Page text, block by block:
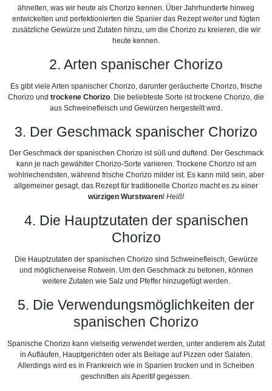
ähnelten, was wir heute als Chorizo ​​kennen. Über Jahrhunderte hinweg
entwickelten und perfektionierten die Spanier das Rezept weiter und fügten
zusätzliche Gewürze und Zutaten hinzu, um die Chorizo ​​zu kreieren, die wir
heute kennen.
2. Arten spanischer Chorizo
Es gibt viele Arten spanischer Chorizo, darunter geräucherte Chorizo, frische
Chorizo ​​und trockene Chorizo . Die beliebteste Sorte ist trockene Chorizo, die
aus Schweinefleisch und Gewürzen hergestellt wird.
3. Der Geschmack spanischer Chorizo
Der Geschmack der spanischen Chorizo ​​ist süß und duftend. Der Geschmack
kann je nach gewählter Chorizo-Sorte variieren. Trockene Chorizo ​​ist am
wohlriechendsten, während frische Chorizo ​​milder ist. Es kann mild sein, aber
allgemeiner gesagt, das Rezept für traditionelle Chorizo ​​​​macht es zu einer
würzigen Wurstwaren! Heiß!
4. Die Hauptzutaten der spanischen
Chorizo
Die Hauptzutaten der spanischen Chorizo ​​sind Schweinefleisch, Gewürze
und möglicherweise Rotwein. Um den Geschmack zu betonen, können
weitere Zutaten wie Salz und Pfeffer hinzugefügt werden.
5. Die Verwendungsmöglichkeiten der
spanischen Chorizo
Spanische Chorizo ​​​​kann vielseitig verwendet werden, unter anderem als Zutat
in Aufläufen, Hauptgerichten oder als Beilage auf Pizzen oder Salaten.
Allerdings wird es in Frankreich wie in Spanien trocken und in Scheiben
geschnitten als Aperitif gegessen.